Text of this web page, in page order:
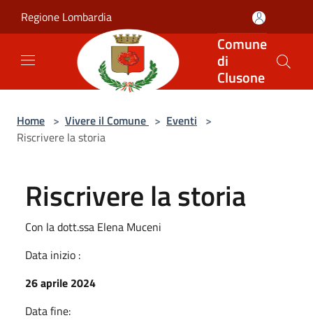
Regione Lombardia
Comune
di
Clusone
Home > Vivere il Comune > Eventi >
Riscrivere la storia
Riscrivere la storia
Con la dott.ssa Elena Muceni
Data inizio :
26 aprile 2024
Data fine: